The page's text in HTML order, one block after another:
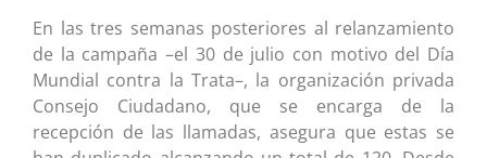
En las tres semanas posteriores al relanzamiento
de la campaña –el 30 de julio con motivo del Día
Mundial contra la Trata–, la organización privada
Consejo Ciudadano, que se encarga de la
recepción de las llamadas, asegura que estas se